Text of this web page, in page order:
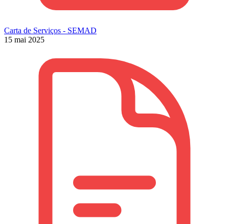
Carta de Serviços - SEMAD
15 mai 2025